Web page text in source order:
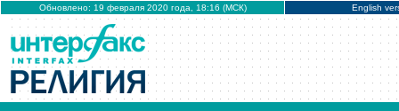
Обновлено: 19 февраля 2020 года, 18:16 (МСК) English